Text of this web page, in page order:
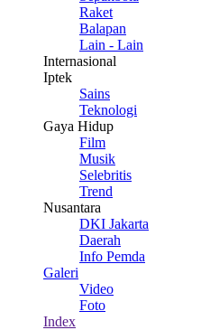
Raket
Balapan
Lain - Lain
Internasional
Iptek
Sains
Teknologi
Gaya Hidup
Film
Musik
Selebritis
Trend
Nusantara
DKI Jakarta
Daerah
Info Pemda
Galeri
Video
Foto
Index